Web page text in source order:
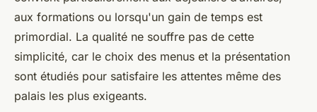
aux formations ou lorsqu'un gain de temps est
primordial. La qualité ne souffre pas de cette
simplicité, car le choix des menus et la présentation
sont étudiés pour satisfaire les attentes même des
palais les plus exigeants.